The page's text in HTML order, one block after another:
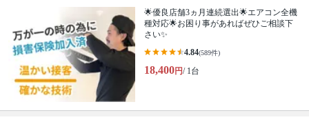
🌟優良店舗3ヵ月連続選出🌟エアコン全機
種対応🌟お困り事があればぜひご相談下
さい✨
4.84(589件)
18,400円/ 1台